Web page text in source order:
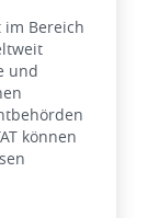
im Bereich
und
können